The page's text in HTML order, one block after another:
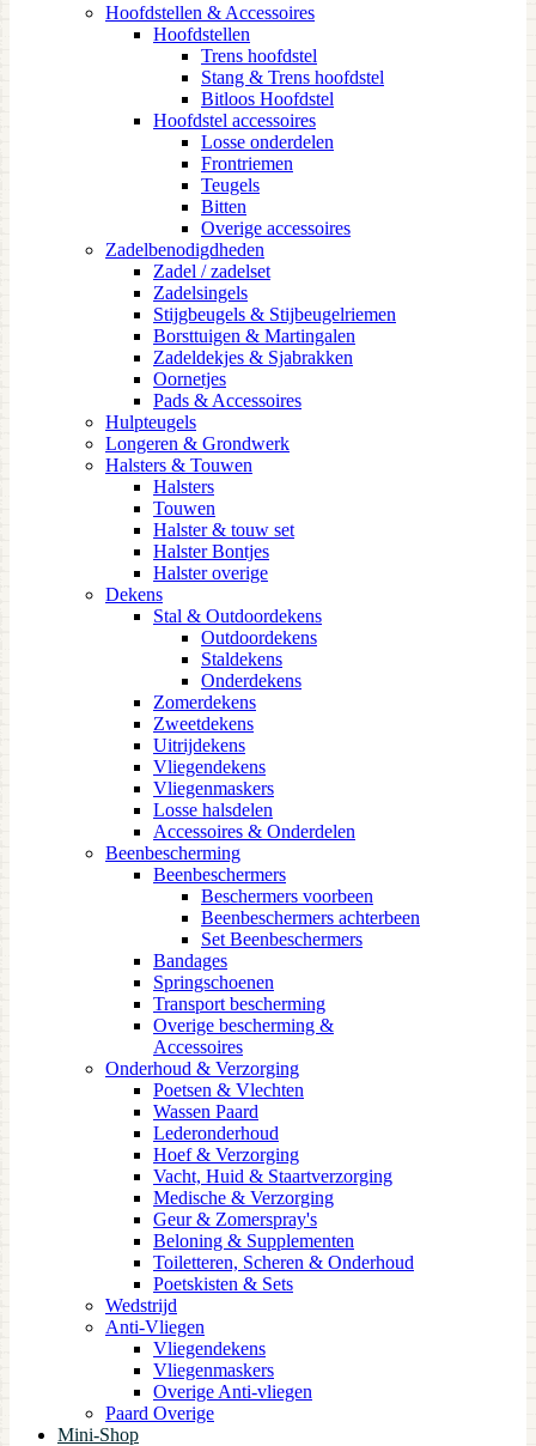
Hoofdstellen & Accessoires
Hoofdstellen
Trens hoofdstel
Stang & Trens hoofdstel
Bitloos Hoofdstel
Hoofdstel accessoires
Losse onderdelen
Frontriemen
Teugels
Bitten
Overige accessoires
Zadelbenodigdheden
Zadel / zadelset
Zadelsingels
Stijgbeugels & Stijbeugelriemen
Borsttuigen & Martingalen
Zadeldekjes & Sjabrakken
Oornetjes
Pads & Accessoires
Hulpteugels
Longeren & Grondwerk
Halsters & Touwen
Halsters
Touwen
Halster & touw set
Halster Bontjes
Halster overige
Dekens
Stal & Outdoordekens
Outdoordekens
Staldekens
Onderdekens
Zomerdekens
Zweetdekens
Uitrijdekens
Vliegendekens
Vliegenmaskers
Losse halsdelen
Accessoires & Onderdelen
Beenbescherming
Beenbeschermers
Beschermers voorbeen
Beenbeschermers achterbeen
Set Beenbeschermers
Bandages
Springschoenen
Transport bescherming
Overige bescherming &
Accessoires
Onderhoud & Verzorging
Poetsen & Vlechten
Wassen Paard
Lederonderhoud
Hoef & Verzorging
Vacht, Huid & Staartverzorging
Medische & Verzorging
Geur & Zomerspray's
Beloning & Supplementen
Toiletteren, Scheren & Onderhoud
Poetskisten & Sets
Wedstrijd
Anti-Vliegen
Vliegendekens
Vliegenmaskers
Overige Anti-vliegen
Paard Overige
Mini-Shop